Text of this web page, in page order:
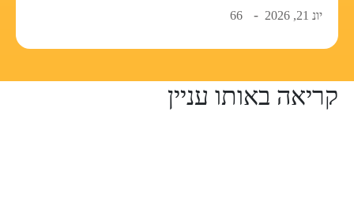
יונ 21, 2026 66
קריאה באותו עניין